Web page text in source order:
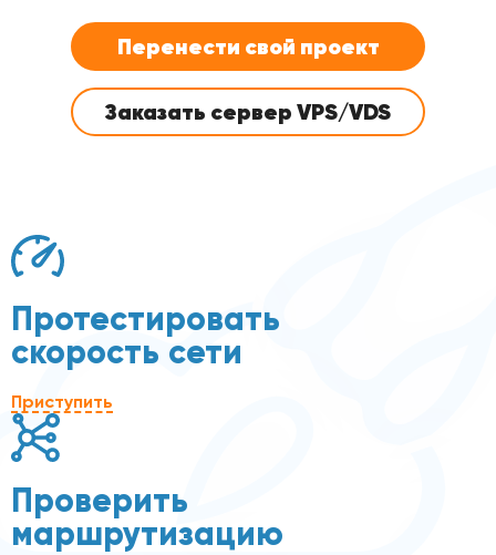
Перенести свой проект
Заказать сервер VPS/VDS
Протестировать
скорость сети
Приступить
Проверить
маршрутизацию